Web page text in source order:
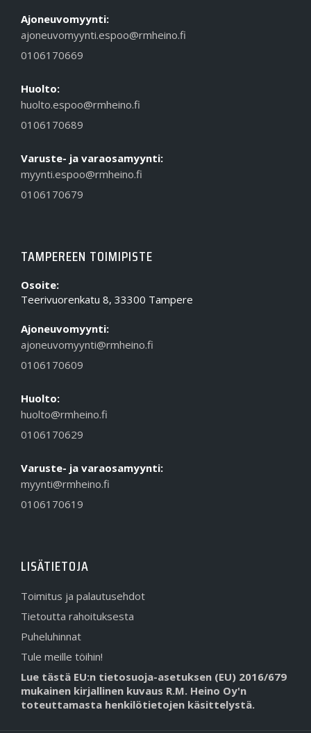
Ajoneuvomyynti:
ajoneuvomyynti.espoo@rmheino.fi
0106170669
Huolto:
huolto.espoo@rmheino.fi
0106170689
Varuste- ja varaosamyynti:
myynti.espoo@rmheino.fi
0106170679
TAMPEREEN TOIMIPISTE
Osoite:
Teerivuorenkatu 8, 33300 Tampere
Ajoneuvomyynti:
ajoneuvomyynti@rmheino.fi
0106170609
Huolto:
huolto@rmheino.fi
0106170629
Varuste- ja varaosamyynti:
myynti@rmheino.fi
0106170619
LISÄTIETOJA
Toimitus ja palautusehdot
Tietoutta rahoituksesta
Puheluhinnat
Tule meille töihin!
Lue tästä EU:n tietosuoja-asetuksen (EU) 2016/679
mukainen kirjallinen kuvaus R.M. Heino Oy'n
toteuttamasta henkilötietojen käsittelystä.